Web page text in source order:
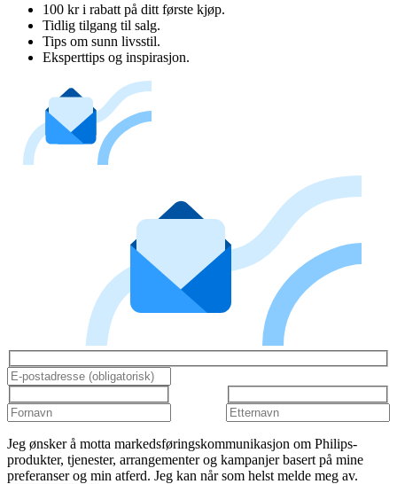
100 kr i rabatt på ditt første kjøp.
Tidlig tilgang til salg.
Tips om sunn livsstil.
Eksperttips og inspirasjon.
Jeg ønsker å motta markedsføringskommunikasjon om Philips-
produkter, tjenester, arrangementer og kampanjer basert på mine
preferanser og min atferd. Jeg kan når som helst melde meg av.